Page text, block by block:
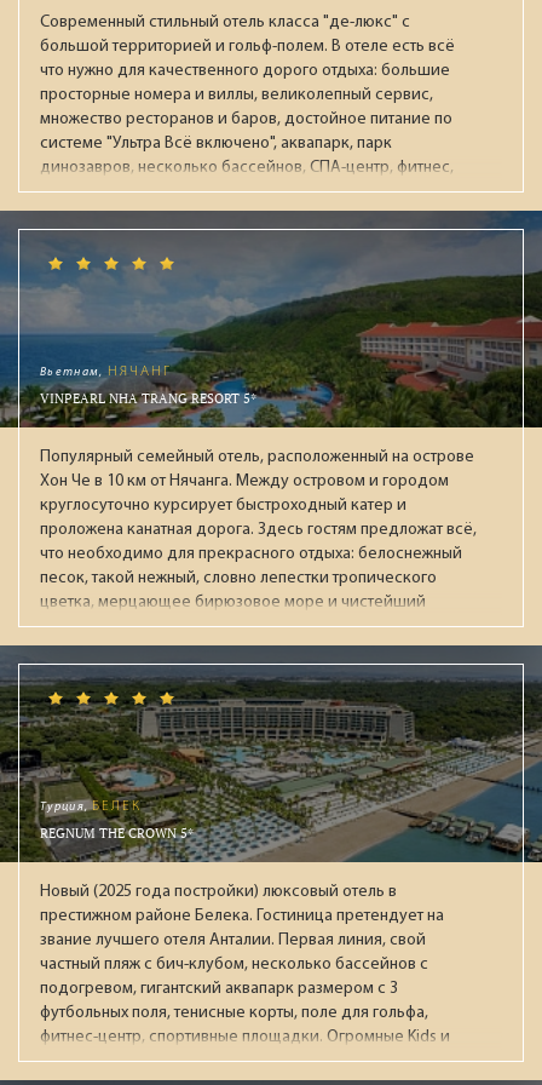
Современный стильный отель класса "де-люкс" с
большой территорией и гольф-полем. В отеле есть всё
что нужно для качественного дорого отдыха: большие
просторные номера и виллы, великолепный сервис,
множество ресторанов и баров, достойное питание по
системе "Ультра Всё включено", аквапарк, парк
динозавров, несколько бассейнов, СПА-центр, фитнес,
ночной клуб, боулинг. Рекомендуется для обеспеченных
пар и отдыха с детьми.
Вьетнам, НЯЧАНГ
VINPEARL NHA TRANG RESORT 5*
Популярный семейный отель, расположенный на острове
Хон Че в 10 км от Нячанга. Между островом и городом
круглосуточно курсирует быстроходный катер и
проложена канатная дорога. Здесь гостям предложат всё,
что необходимо для прекрасного отдыха: белоснежный
песок, такой нежный, словно лепестки тропического
цветка, мерцающее бирюзовое море и чистейший
воздух, несущий в себе крошечные капельки морской
воды. На острове располагаются большой парк
развлечений VinWonders, океанариум, дельфинарий,
поле для гольфа, теннисные корты принадлежащие
отелю. Сам комплекс Vinpaerl был открыт в 2003 году
(корпус Executive), и в 2007 году (корпус Deluxe),
реновация проводилась в 2016 году. Помимо двух 5-
этажных зданий есть еще 57 вилл с бассейнами. Оба
корпуса находятся рядом с пляжем на который не
пускают посторонних. В каждом корпусе есть свой
клуб в Deluxe, ресторан Lotus в корпусе Executive).
Рекомендуем для семейного отдыха с детьми.
Турция,БЕЛЕК
REGNUM THE CROWN 5*
Новый (2025 года постройки) люксовый отель в
престижном районе Белека. Гостиница претендует на
звание лучшего отеля Анталии. Первая линия, свой
частный пляж с бич-клубом, несколько бассейнов с
подогревом, гигантский аквапарк размером с 3
футбольных поля, тенисные корты, поле для гольфа,
фитнес-центр, спортивные площадки. Огромные Kids и
Junior Club. Фишка отеля: Rooftop (18+) на крыше 8го